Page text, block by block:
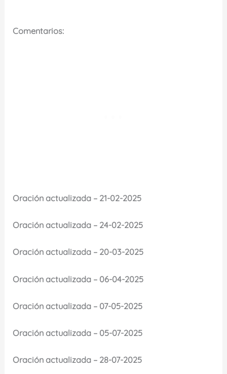
Comentarios:
Oración actualizada – 21-02-2025
Oración actualizada – 24-02-2025
Oración actualizada – 20-03-2025
Oración actualizada – 06-04-2025
Oración actualizada – 07-05-2025
Oración actualizada – 05-07-2025
Oración actualizada – 28-07-2025